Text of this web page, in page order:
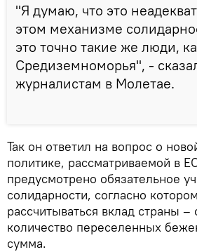
"Я думаю, что это
этом механизме
это точно такие же люди,
Средиземноморья", -
журналистам в Молетае.
Так он ответил на вопрос о
политике, рассматриваемой в
предусмотрено обязательное
солидарности, согласно
рассчитываться вклад страны
количество переселенных
сумма.